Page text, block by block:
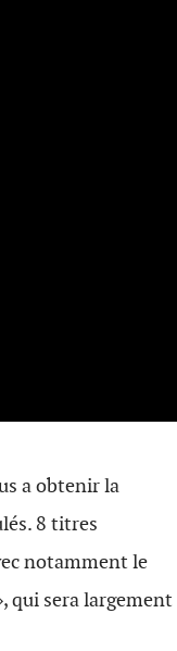
a obtenir la
8 titres
notamment le
qui sera largement